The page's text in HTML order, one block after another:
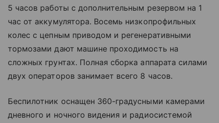
5 часов работы с дополнительным резервом на 1
час от аккумулятора. Восемь низкопрофильных
колес с цепным приводом и регенеративными
тормозами дают машине проходимость на
сложных грунтах. Полная сборка аппарата силами
двух операторов занимает всего 8 часов.
Беспилотник оснащен 360-градусными камерами
дневного и ночного видения и радиосистемой